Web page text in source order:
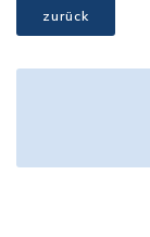
zurück